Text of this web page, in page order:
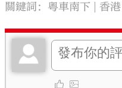
關鍵詞： 粵車南下 香港